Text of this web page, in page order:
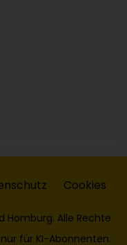
Cookies
Alle Rechte
für KI-Abonnenten.